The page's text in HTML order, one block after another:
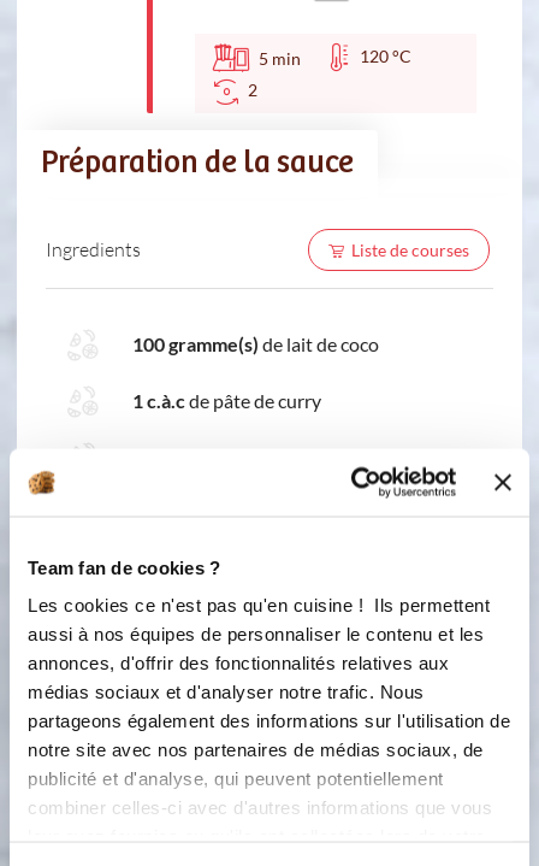
Team fan de cookies ?
Les cookies ce n'est pas qu'en cuisine ! Ils permettent
aussi à nos équipes de personnaliser le contenu et les
annonces, d'offrir des fonctionnalités relatives aux
médias sociaux et d'analyser notre trafic. Nous
partageons également des informations sur l'utilisation de
notre site avec nos partenaires de médias sociaux, de
publicité et d'analyse, qui peuvent potentiellement
combiner celles-ci avec d'autres informations que vous
5 min
120 °C
2
Préparation de la sauce
Ingredients Liste de courses
100 gramme(s) de lait de coco
1 c.à.cde pâte de curry
3 étapes
1
Enlevez le cuit-vapeur. Ajoutez la pâte